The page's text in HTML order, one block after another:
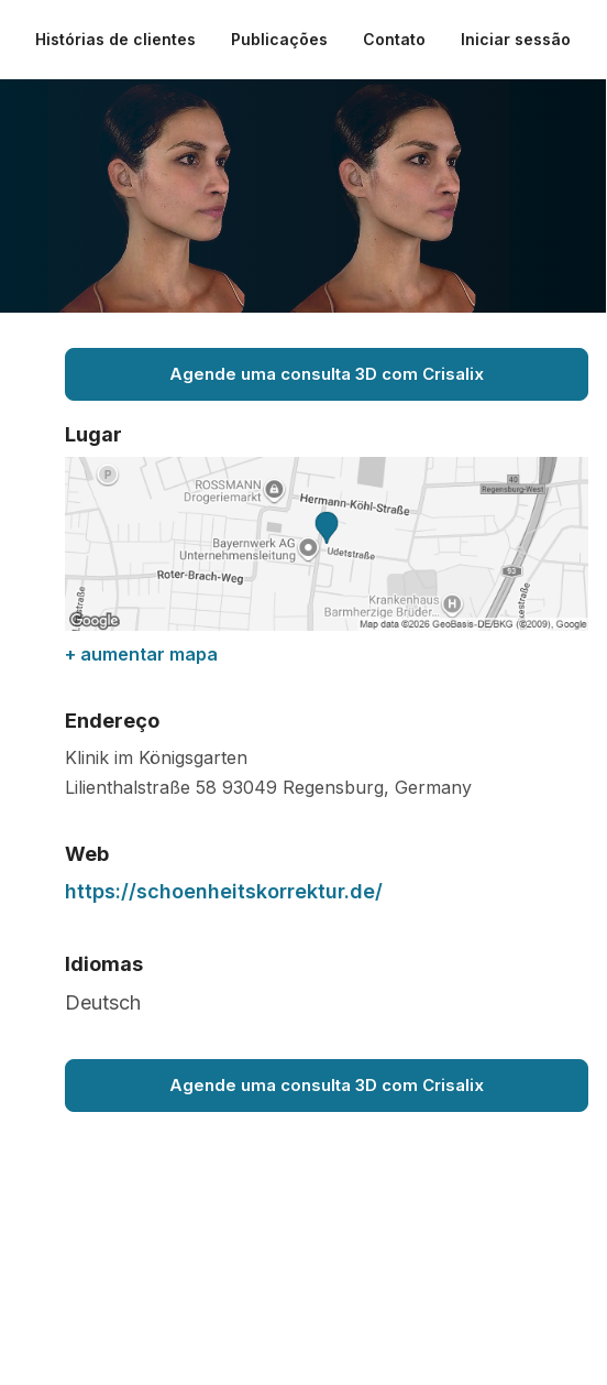
Histórias de clientes Publicações Contato Iniciar sessão
Agende uma consulta 3D com Crisalix
Lugar
+ aumentar mapa
Endereço
Klinik im Königsgarten
Lilienthalstraße 58 93049 Regensburg, Germany
Web
https://schoenheitskorrektur.de/
Idiomas
Deutsch
Agende uma consulta 3D com Crisalix